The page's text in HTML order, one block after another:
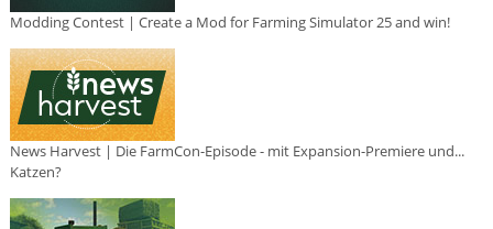
Modding Contest | Create a Mod for Farming Simulator 25 and win!
News Harvest | Die FarmCon-Episode - mit Expansion-Premiere und...
Katzen?